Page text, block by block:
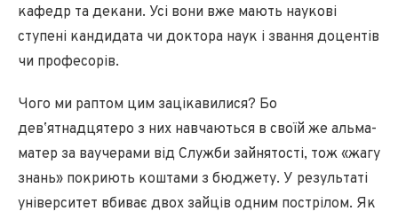
кафедр та декани. Усі вони вже мають наукові
ступені кандидата чи доктора наук і звання доцентів
чи професорів.
Чого ми раптом цим зацікавилися? Бо
девʼятнадцятеро з них навчаються в своїй же альма-
матер за ваучерами від Служби зайнятості, тож «жагу
знань» покриють коштами з бюджету. У результаті
університет вбиває двох зайців одним пострілом. Як